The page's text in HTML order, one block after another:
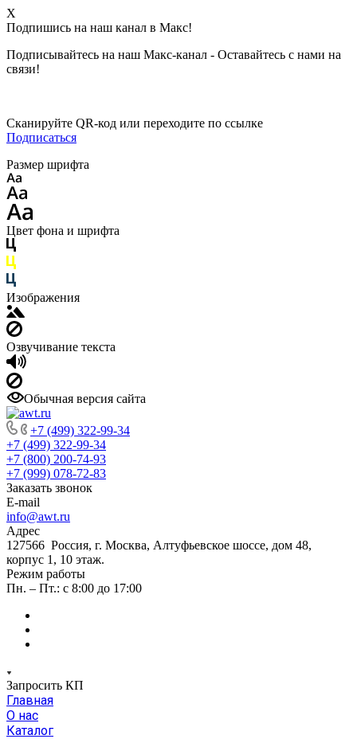
X
Подпишись на наш канал в Макс!
Подписывайтесь на наш Макс-канал - Оставайтесь с нами на
связи!
Сканируйте QR-код или переходите по ссылке
Подписаться
Размер шрифта
Цвет фона и шрифта
Изображения
Озвучивание текста
Обычная версия сайта
+7 (499) 322-99-34
+7 (499) 322-99-34
+7 (800) 200-74-93
+7 (999) 078-72-83
Заказать звонок
E-mail
info@awt.ru
Адрес
127566 Россия, г. Москва, Алтуфьевское шоссе, дом 48,
корпус 1, 10 этаж.
Режим работы
Пн. – Пт.: с 8:00 до 17:00
Запросить КП
Главная
О нас
Каталог